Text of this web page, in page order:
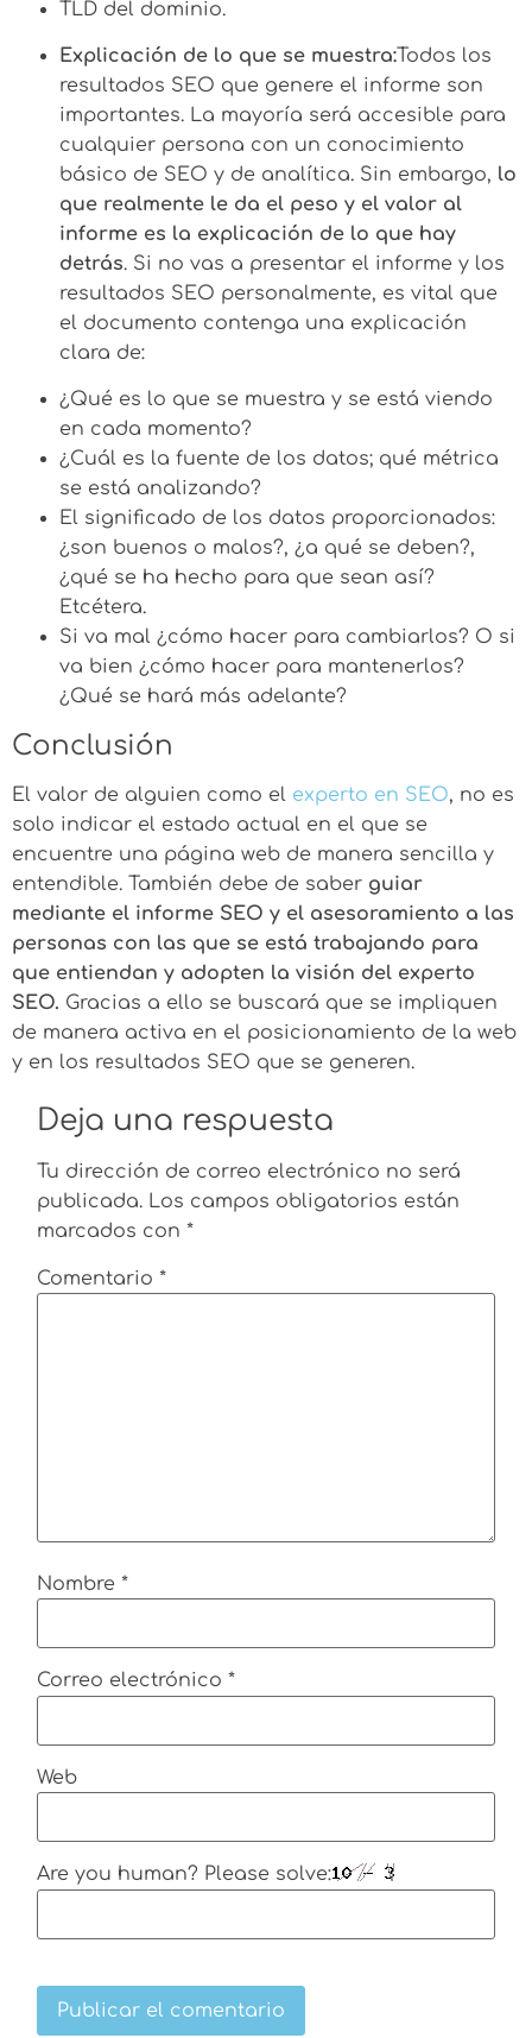
TLD del dominio.
Explicación de lo que se muestra:Todos los
resultados SEO que genere el informe son
importantes. La mayoría será accesible para
cualquier persona con un conocimiento
básico de SEO y de analítica. Sin embargo, lo
que realmente le da el peso y el valor al
informe es la explicación de lo que hay
detrás. Si no vas a presentar el informe y los
resultados SEO personalmente, es vital que
el documento contenga una explicación
clara de:
¿Qué es lo que se muestra y se está viendo
en cada momento?
¿Cuál es la fuente de los datos; qué métrica
se está analizando?
El significado de los datos proporcionados:
¿son buenos o malos?, ¿a qué se deben?,
¿qué se ha hecho para que sean así?
Etcétera.
Si va mal ¿cómo hacer para cambiarlos? O si
va bien ¿cómo hacer para mantenerlos?
¿Qué se hará más adelante?
Conclusión
El valor de alguien como el experto en SEO, no es
solo indicar el estado actual en el que se
encuentre una página web de manera sencilla y
entendible. También debe de saber guiar
mediante el informe SEO y el asesoramiento a las
personas con las que se está trabajando para
que entiendan y adopten la visión del experto
SEO. Gracias a ello se buscará que se impliquen
de manera activa en el posicionamiento de la web
y en los resultados SEO que se generen.
Deja una respuesta
Tu dirección de correo electrónico no será
publicada. Los campos obligatorios están
marcados con*
Comentario*
Nombre*
Correo electrónico*
Web
Are you human? Please solve: